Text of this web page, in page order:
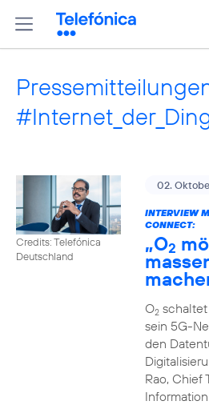
Credits: Telefónica
Deutschland
02.
INTERVIEW
CONNECT:
„O2
O2schaltet
sein 5G-
den
Rao, Chief